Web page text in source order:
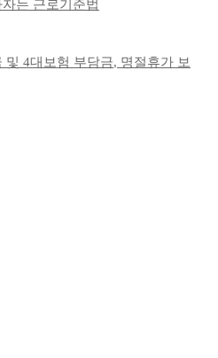
는 근로기준법
및 4대보험 부담금, 명절휴가 보